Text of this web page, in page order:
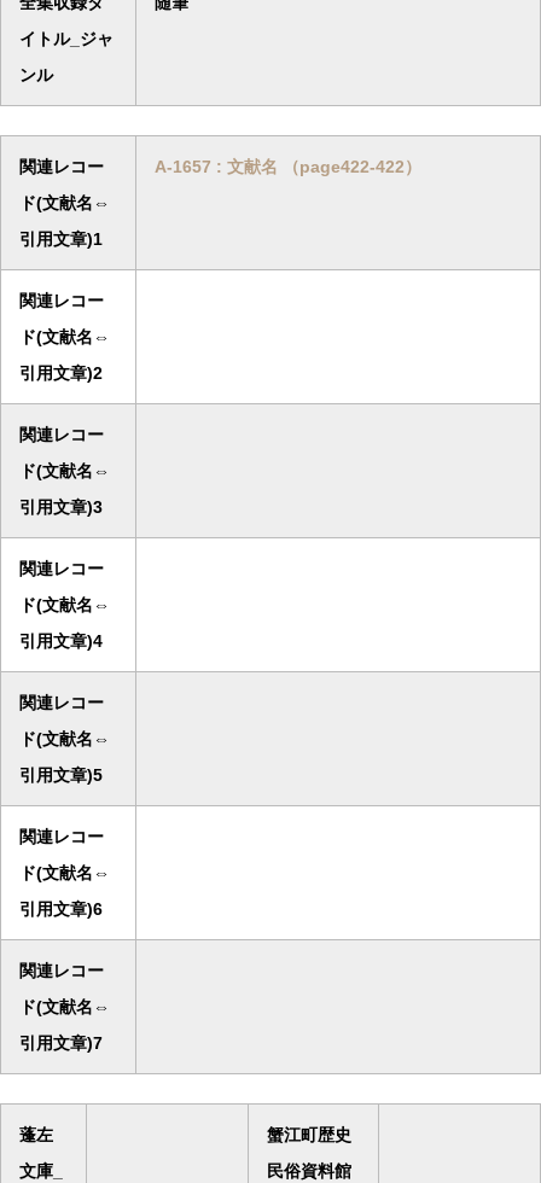
イトル_ジャ
ンル
関連レコー
ド(文献名⇔
引用文章)1
A-1657 : 文献名 （page422-422）
関連レコー
ド(文献名⇔
引用文章)2
関連レコー
ド(文献名⇔
引用文章)3
関連レコー
ド(文献名⇔
引用文章)4
関連レコー
ド(文献名⇔
引用文章)5
関連レコー
ド(文献名⇔
引用文章)6
関連レコー
ド(文献名⇔
引用文章)7
蓬左
文庫_
蟹江町歴史
民俗資料館